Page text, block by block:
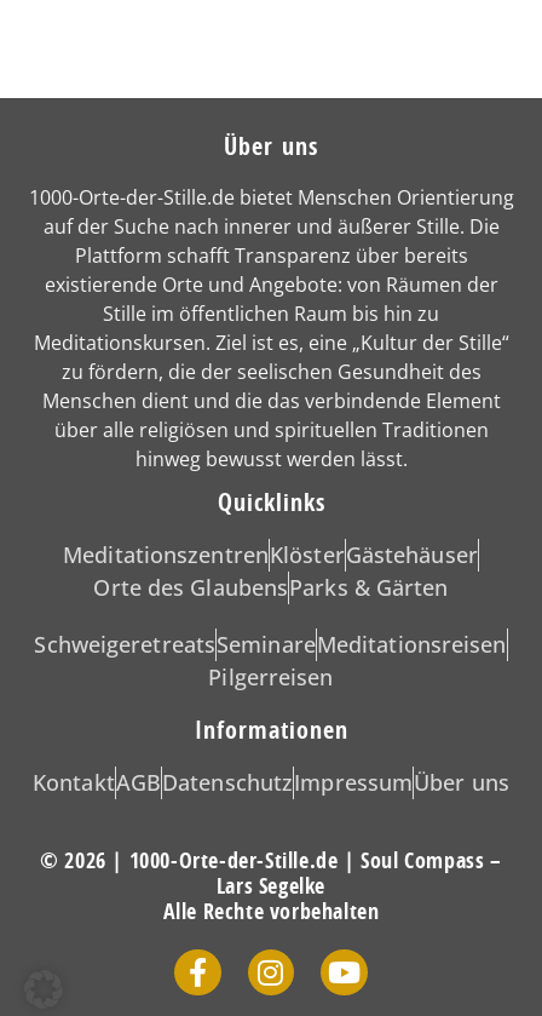
Über uns
1000-Orte-der-Stille.de bietet Menschen Orientierung
auf der Suche nach innerer und äußerer Stille. Die
Plattform schafft Transparenz über bereits
existierende Orte und Angebote: von Räumen der
Stille im öffentlichen Raum bis hin zu
Meditationskursen. Ziel ist es, eine „Kultur der Stille“
zu fördern, die der seelischen Gesundheit des
Menschen dient und die das verbindende Element
über alle religiösen und spirituellen Traditionen
hinweg bewusst werden lässt.
Quicklinks
MeditationszentrenKlösterGästehäuser
Orte des GlaubensParks & Gärten
SchweigeretreatsSeminareMeditationsreisen
Pilgerreisen
Informationen
KontaktAGBDatenschutzImpressumÜber uns
© 2026 | 1000-Orte-der-Stille.de | Soul Compass –
Lars Segelke
Alle Rechte vorbehalten